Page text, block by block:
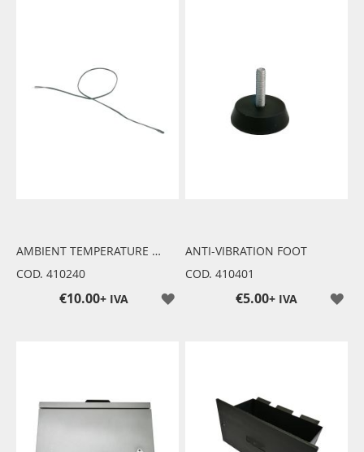
AMBIENT TEMPERATURE PROBE
COD. 410240
+ IVA
€10.00
ANTI-VIBRATION FOOT
COD. 410401
+ IVA
€5.00